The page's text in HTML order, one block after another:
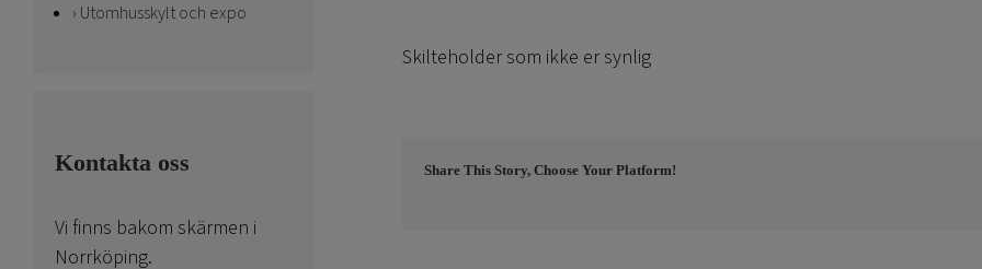
Skilteholder som ikke er synlig
Share This Story, Choose Your Platform!
Utomhusskylt och expo
Kontakta oss
Vi finns bakom skärmen i
Norrköping.